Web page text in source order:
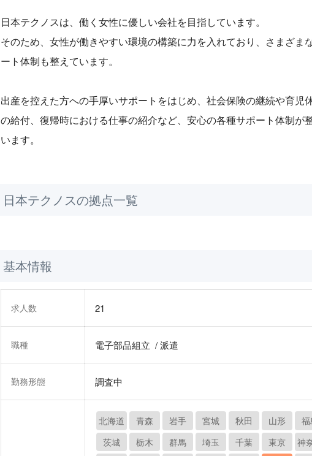
日本テクノスは、働く女性に優しい会社を目指しています。
そのため、女性が働きやすい環境の構築に力を入れており、さまざま
ート体制も整えています。
出産を控えた方への手厚いサポートをはじめ、社会保険の継続や育児
の給付、復帰時における仕事の紹介など、安心の各種サポート体制が
います。
日本テクノスの拠点一覧
基本情報
求人数 21
職種 電子部品組立 / 派遣
勤務形態 調査中
北海道 青森 岩手 宮城 秋田 山形
茨城
栃木 群馬 埼玉 千葉 東京 神